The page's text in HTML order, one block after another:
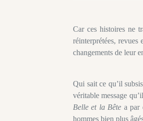
Car ces histoires ne
réinterprétées, revues
changements de leur
Qui sait ce qu’il
véritable message
Belle et la Bête a par
hommes bien plus